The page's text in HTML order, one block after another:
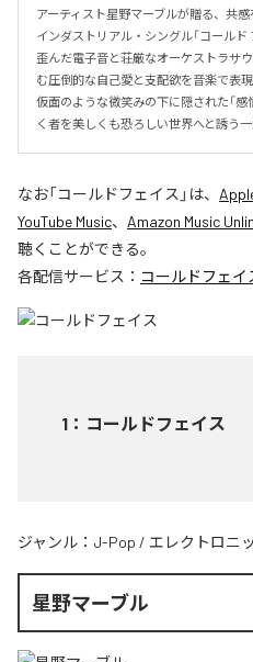
アーティスト星野マーブルが贈る、共
インダストリアル・シングル「コールド
歪んだ電子音と荘厳なオーケストラサ
む圧倒的な自己愛と支配欲を音楽で表現
仮面のような微笑みの下に隠された「
く者を美しくも恐ろしい世界へと誘う一
なお「コールドフェイス 」は、
YouTube Music、 Amazon Music
聴くことができる。
各配信サービス： コールドフェイ
1 ： コールドフェイス
ジャンル： J-Pop / エレクトロニ
星野マーブル